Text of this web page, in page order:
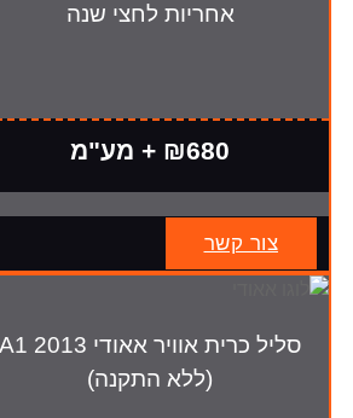
אחריות לחצי שנה
₪680 + מע"מ
צור קשר
סליל כרית אוויר אאודי A1 2013
(ללא התקנה)